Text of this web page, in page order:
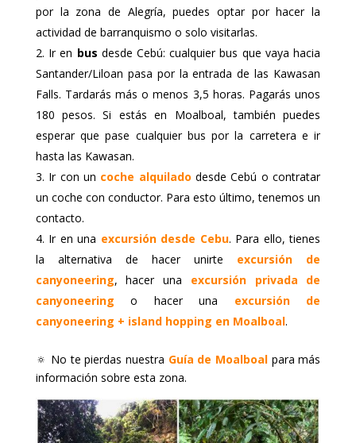
por la zona de Alegría, puedes optar por hacer la
actividad de barranquismo o solo visitarlas.
Ir en bus desde Cebú: cualquier bus que vaya hacia
Santander/Liloan pasa por la entrada de las Kawasan
Falls. Tardarás más o menos 3,5 horas. Pagarás unos
180 pesos. Si estás en Moalboal, también puedes
esperar que pase cualquier bus por la carretera e ir
hasta las Kawasan.
Ir con un coche alquilado desde Cebú o contratar
un coche con conductor. Para esto último, tenemos un
contacto.
Ir en una excursión desde Cebu. Para ello, tienes
la alternativa de hacer unirte excursión de
canyoneering, hacer una excursión privada de
canyoneering o hacer una excursión de
canyoneering + island hopping en Moalboal.
🔅 No te pierdas nuestra Guía de Moalboalpara más
información sobre esta zona.